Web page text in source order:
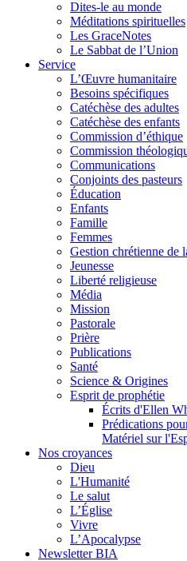
Dites-le au monde
Méditations spirituelles
Les GraceNotes
Le Sabbat de l’Union
Service
L’Œuvre humanitaire
Besoins spécifiques
Catéchèse des adultes
Catéchèse des enfants
Commission d’éthique
Commission
Communications
Conjoints des pasteurs
Éducation
Enfants
Famille
Femmes
Gestion chrétienne de
Jeunesse
Liberté religieuse
Média
Mission
Pastorale
Prière
Publications
Santé
Science & Origines
Esprit de prophétie
Écrits d'Ellen
Prédications
Matériel sur
Nos croyances
Dieu
L'Humanité
Le salut
L’Église
Vivre
L’Apocalypse
Newsletter BIA